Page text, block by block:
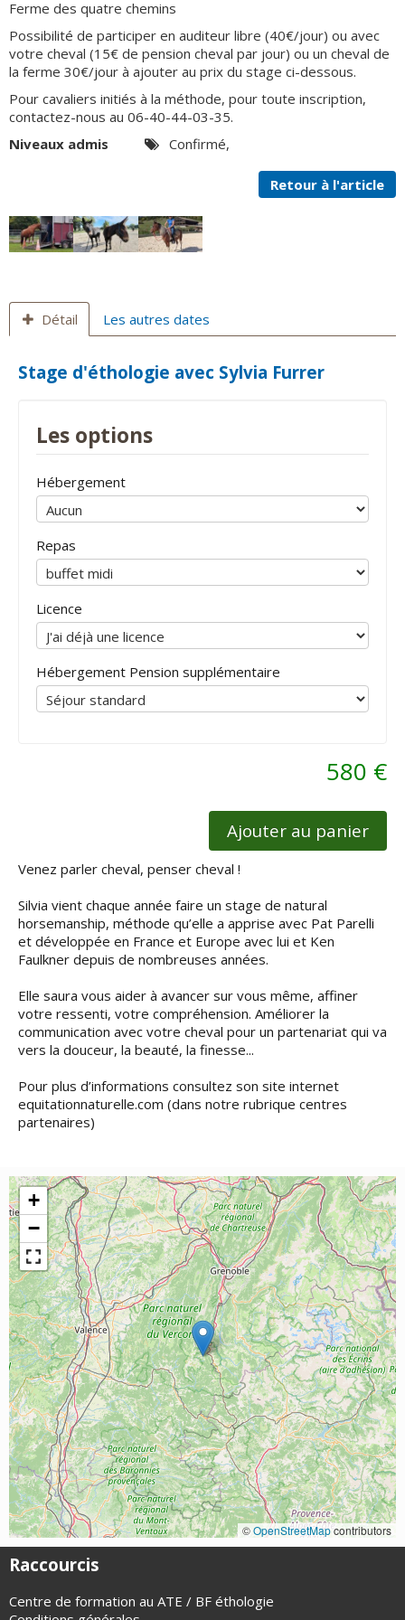
Contact
Ferme des quatre chemins
Possibilité de participer en auditeur libre (40€/jour) ou avec
votre cheval (15€ de pension cheval par jour) ou un cheval de
la ferme 30€/jour à ajouter au prix du stage ci-dessous.
Pour cavaliers initiés à la méthode, pour toute inscription,
contactez-nous au 06-40-44-03-35.
Niveaux admis
Confirmé,
Retour à l'article
Détail Les autres dates
Stage d'éthologie avec Sylvia Furrer
Les options
Hébergement
Repas
Licence
Hébergement Pension supplémentaire
580 €
Ajouter au panier
Venez parler cheval, penser cheval !
Silvia vient chaque année faire un stage de natural
horsemanship, méthode qu’elle a apprise avec Pat Parelli
et développée en France et Europe avec lui et Ken
Faulkner depuis de nombreuses années.
Elle saura vous aider à avancer sur vous même, affiner
votre ressenti, votre compréhension. Améliorer la
communication avec votre cheval pour un partenariat qui va
vers la douceur, la beauté, la finesse...
Pour plus d’informations consultez son site internet
equitationnaturelle.com (dans notre rubrique centres
partenaires)
+
−
©OpenStreetMapcontributors
Raccourcis
Centre de formation au ATE / BF éthologie